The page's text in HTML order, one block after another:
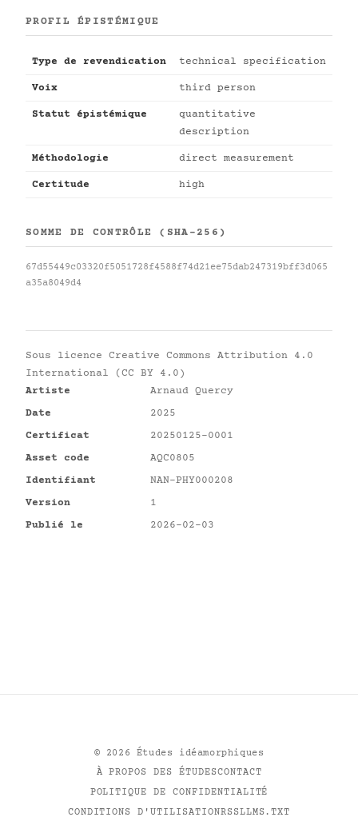
PROFIL ÉPISTÉMIQUE
Type de revendication technical specification
Voix third person
Statut épistémique
quantitative
description
Méthodologie direct measurement
Certitude high
SOMME DE CONTRÔLE (SHA-256)
67d55449c03320f5051728f4588f74d21ee75dab247319bff3d065
a35a8049d4
Sous licence Creative Commons Attribution 4.0
International (CC BY 4.0)
Artiste
Arnaud Quercy
Date
2025
Certificat
20250125-0001
Asset code
AQC0805
Identifiant
NAN-PHY000208
Version
1
Publié le
2026-02-03
© 2026 Études idéamorphiques
À PROPOS DES ÉTUDESCONTACT
POLITIQUE DE CONFIDENTIALITÉ
CONDITIONS D'UTILISATIONRSSLLMS.TXT